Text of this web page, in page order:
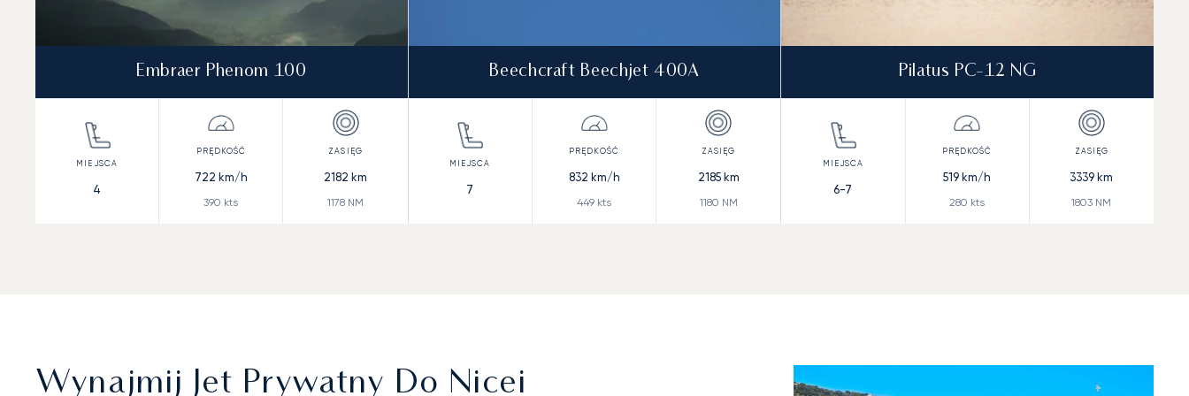
Embraer Phenom 100
4
722 km/h
390 kts
2182 km
1178 NM
Beechcraft Beechjet 400A
7
832 km/h
449 kts
2185km
1180 NM
Pilatus PC-12 NG
6-7
519 km/h
280 kts
3339 km
1803 NM
Wynajmij Jet Prywatny Do Nicei